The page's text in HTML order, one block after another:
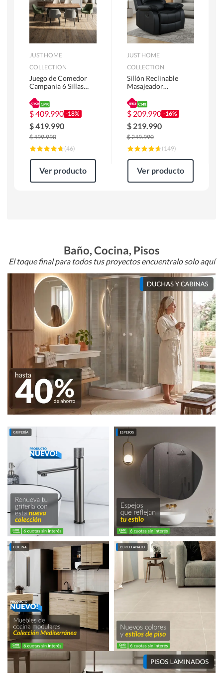
JUST HOME
COLLECTION
Juego de Comedor
Campania 6 Sillas
180 x 90 x 76 cm
Café
$409.990 -18%
$419.990
$499.990
(46)
Ver producto
JUST HOME
COLLECTION
Sillón Reclinable
Masajeador
Atlanta 91x101x94
cm Negro
$ 209.990 -16%
$ 219.990
$249.990
(149)
Ver producto
Baño, Cocina, Pisos
El toque final para todos tus proyectos encuentralo solo aquí